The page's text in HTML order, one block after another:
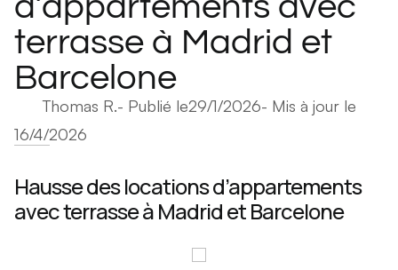
terrasse à Madrid et
Barcelone
Thomas R.- Publié le29/1/2026- Mis à jour le
16/4/2026
Hausse des locations d’appartements
avec terrasse à Madrid et Barcelone